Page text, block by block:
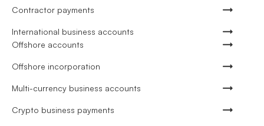
Contractor payments
International business accounts
Offshore accounts
Offshore incorporation
Multi-currency business accounts
Crypto business payments